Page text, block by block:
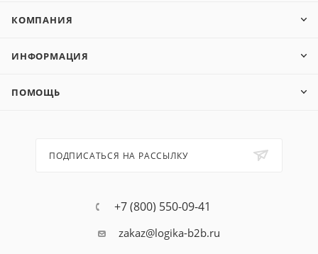
КОМПАНИЯ
ИНФОРМАЦИЯ
ПОМОЩЬ
ПОДПИСАТЬСЯ НА РАССЫЛКУ
+7 (800) 550-09-41
zakaz@logika-b2b.ru